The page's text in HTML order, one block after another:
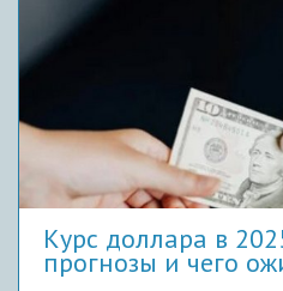
Курс доллара в
прогнозы и чего